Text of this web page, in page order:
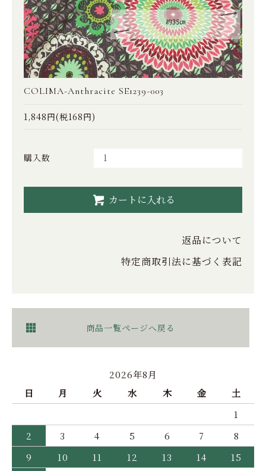
COLIMA-Anthracite SE1239-003
1,848円(税168円)
購入数
カートに入れる
返品について
特定商取引法に基づく表記
商品一覧ページへ戻る
2026年8月
日
月 火 水 木 金
土
1
2
3 4 5 6 7
8
9
10 11 12 13 14
15